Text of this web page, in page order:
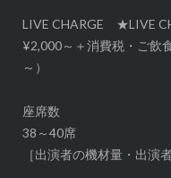
LIVE CHARGE ★LIVE
¥2,000～＋消費税・ご飲
～）
座席数
38～40席
［出演者の機材量・出演